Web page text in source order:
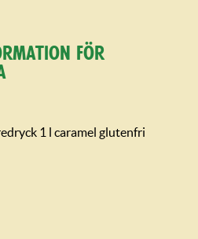
för
1 l caramel glutenfri